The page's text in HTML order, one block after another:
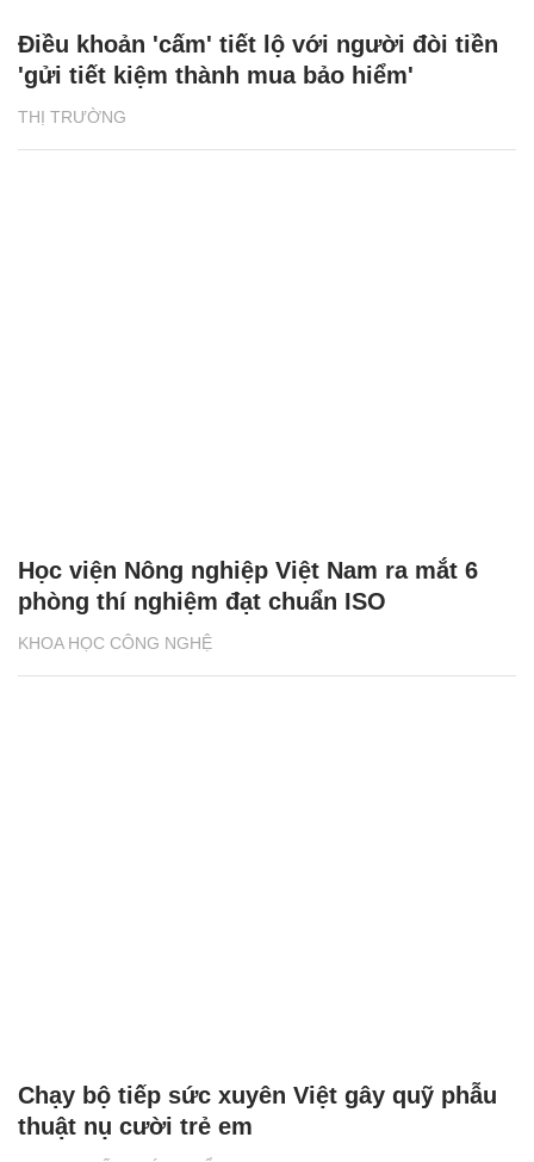
THỊ TRƯỜNG
Điều khoản 'cấm' tiết lộ với người đòi tiền
'gửi tiết kiệm thành mua bảo hiểm'
KHOA HỌC CÔNG NGHỆ
Học viện Nông nghiệp Việt Nam ra mắt 6
phòng thí nghiệm đạt chuẩn ISO
Chạy bộ tiếp sức xuyên Việt gây quỹ phẫu
thuật nụ cười trẻ em